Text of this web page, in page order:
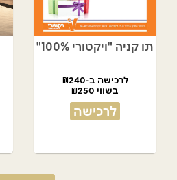
תו קניה "ויקטורי 100%"
לרכישה ב-₪240
בשווי ₪250
לרכישה